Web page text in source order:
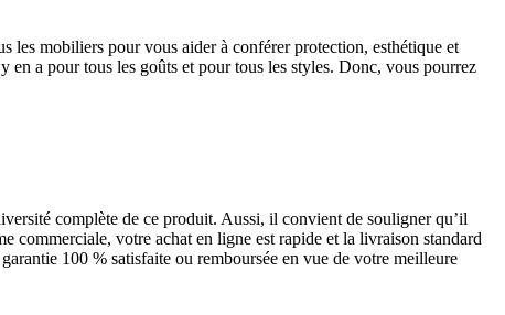
les mobiliers pour vous aider à conférer protection, esthétique et
en a pour tous les goûts et pour tous les styles. Donc, vous pourrez
complète de ce produit. Aussi, il convient de souligner qu’il
commerciale, votre achat en ligne est rapide et la livraison standard
100 % satisfaite ou remboursée en vue de votre meilleure